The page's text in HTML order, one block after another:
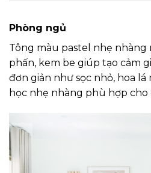
Phòng ngủ
Tông màu pastel nhẹ nhàng
phấn, kem be giúp tạo cảm
đơn giản như sọc nhỏ, hoa
học nhẹ nhàng phù hợp cho